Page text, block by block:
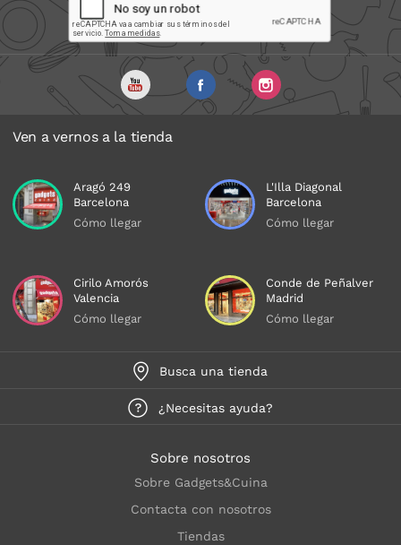
Ven a vernos a la tienda
Aragó 249
Barcelona
Cómo llegar
L'Illa Diagonal
Barcelona
Cómo llegar
Cirilo Amorós
Valencia
Cómo llegar
Conde de Peñalver
Madrid
Cómo llegar
Busca una tienda
¿Necesitas ayuda?
Sobre nosotros
Sobre Gadgets&Cuina
Contacta con nosotros
Tiendas